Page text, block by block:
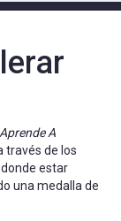
Aprende A
través de los
estar
una medalla de